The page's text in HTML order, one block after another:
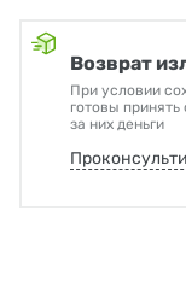
Возврат
При условии
готовы
за них деньги